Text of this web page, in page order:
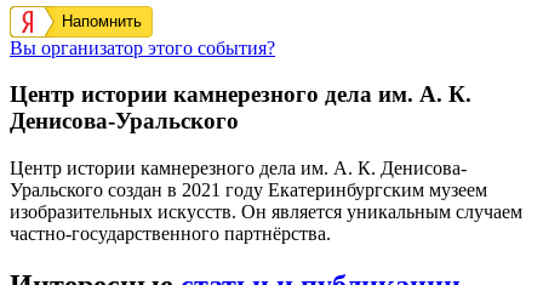
Напомнить
Вы организатор этого события?
Центр истории камнерезного дела им. А. К.
Денисова-Уральского
Центр истории камнерезного дела им. А. К. Денисова-
Уральского создан в 2021 году Екатеринбургским музеем
изобразительных искусств. Он является уникальным случаем
частно-государственного партнёрства.